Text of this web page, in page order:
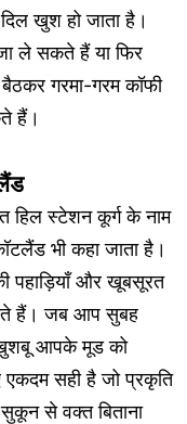
खुश हो जाता है।
ले सकते हैं या फिर
गरमा-गरम कॉफी
हैं।
हिल स्टेशन कूर्ग के नाम
भी कहा जाता है।
पहाड़ियाँ और खूबसूरत
हैं। जब आप सुबह
खुशबू आपके मूड को
सही है जो प्रकृति
से वक्त बिताना